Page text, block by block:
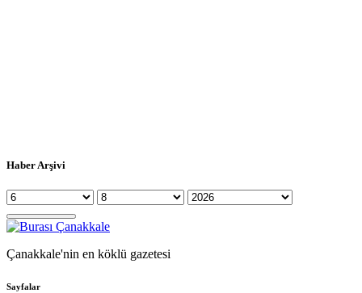
Haber Arşivi
Çanakkale'nin en köklü gazetesi
Sayfalar